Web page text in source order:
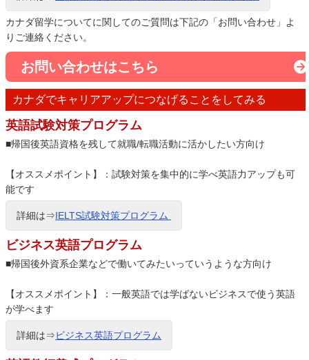
カナダ留学についてに関してのご質問は下記の「お問い合わせ」よ
りご連絡ください。
お問い合わせはこちら
カナダでキャリアアップにつなげることをしてみる
英語試験対策プログラム
■帰国後英語資格を残して就職/転職活動に活かしたい方向け
【オススメポイント】：試験対策を集中的に学べ英語力アップも可
能です
詳細は⇒IELTS試験対策プログラム
ビジネス英語プログラム
■帰国後外資系企業などで働いてみたいっていうような方向け
【オススメポイント】：一般英語では学ばないビジネスで使う英語
が学べます
詳細は⇒ビジネス英語プログラム